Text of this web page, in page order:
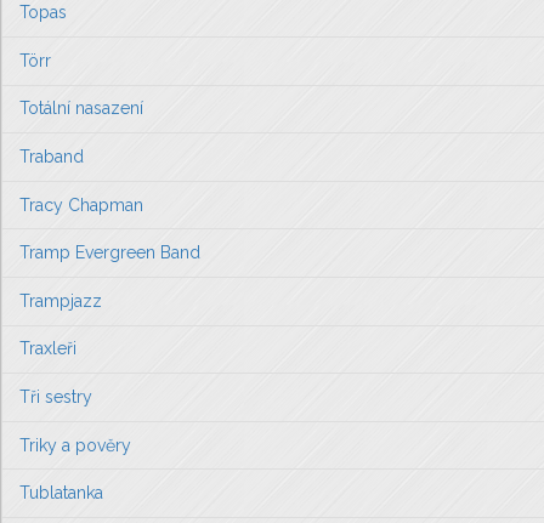
Topas
Törr
Totální nasazení
Traband
Tracy Chapman
Tramp Evergreen Band
Trampjazz
Traxleři
Tři sestry
Triky a pověry
Tublatanka